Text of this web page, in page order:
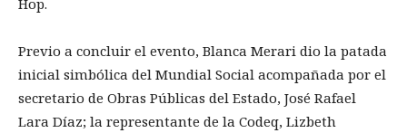
Hop.
Previo a concluir el evento, Blanca Merari dio la patada
inicial simbólica del Mundial Social acompañada por el
secretario de Obras Públicas del Estado, José Rafael
Lara Díaz; la representante de la Codeq, Lizbeth